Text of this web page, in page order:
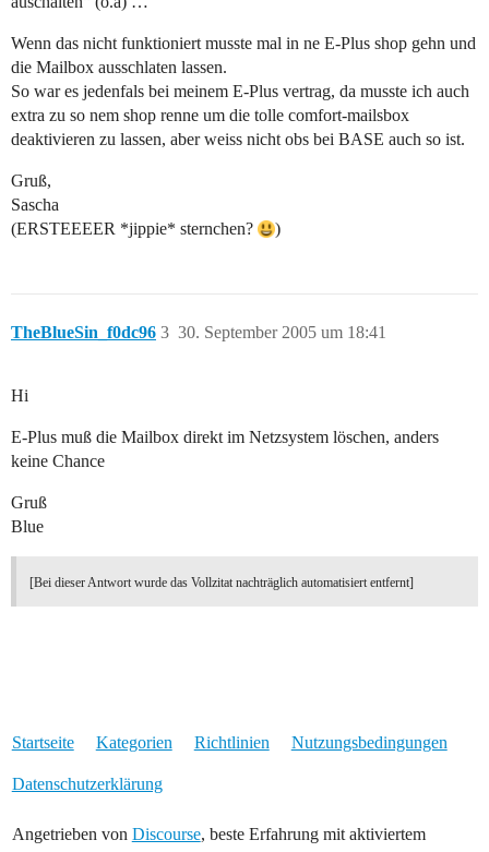
Wenn das nicht funktioniert musste mal in ne E-Plus shop gehn und
die Mailbox ausschlaten lassen.
So war es jedenfals bei meinem E-Plus vertrag, da musste ich auch
extra zu so nem shop renne um die tolle comfort-mailsbox
deaktivieren zu lassen, aber weiss nicht obs bei BASE auch so ist.
Gruß,
Sascha
(ERSTEEEER *jippie* sternchen?
)
TheBlueSin_f0dc96 30. September 2005 um 18:41
3
Hi
E-Plus muß die Mailbox direkt im Netzsystem löschen, anders
keine Chance
Gruß
Blue
[Bei dieser Antwort wurde das Vollzitat nachträglich automatisiert entfernt]
Startseite Kategorien Richtlinien Nutzungsbedingungen
Datenschutzerklärung
Angetrieben von Discourse, beste Erfahrung mit aktiviertem